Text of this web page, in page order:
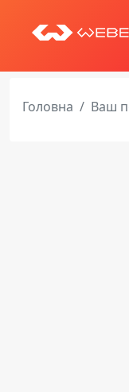
Головна Ваш